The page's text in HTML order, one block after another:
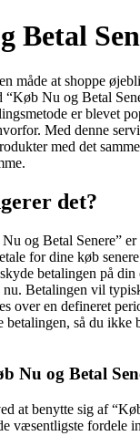
Betal
måde at shoppe
“Køb Nu og Betal
er blevet
Med denne
med det
det?
og Betal Senere”
for dine køb
betalingen på din
nu. Betalingen vil
over en defineret
betalingen, så du ikke
Nu og Betal
at benytte sig af
væsentligste fordele